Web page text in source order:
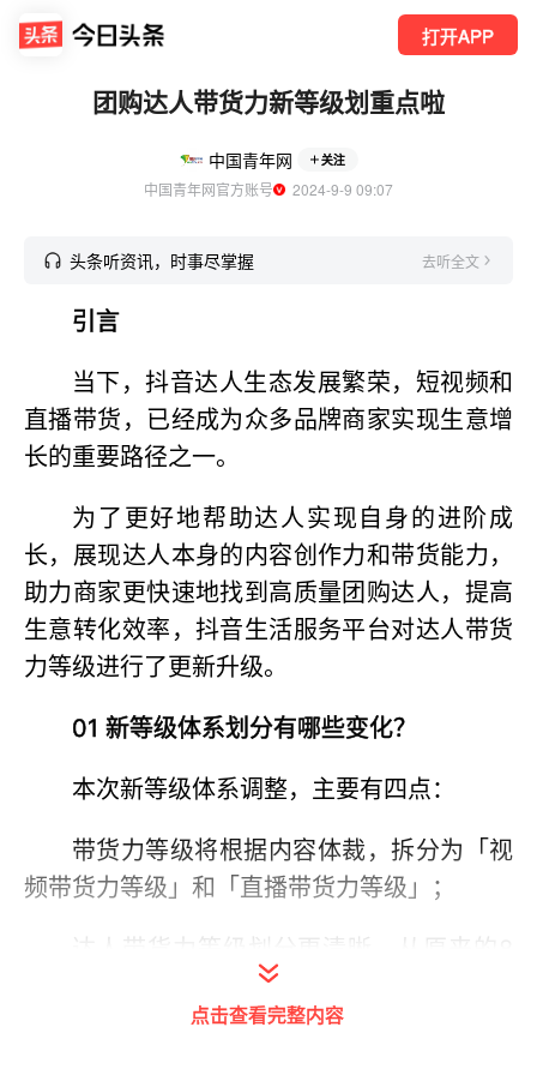
打开APP
团购达人带货力新等级划重点啦
中国青年网 关注
中国青年网官方账号
  2024-9-9 09:07
头条听资讯，时事尽掌握 去听全文
引言
当下，抖音达人生态发展繁荣，短视频和
直播带货，已经成为众多品牌商家实现生意增
长的重要路径之一。
为了更好地帮助达人实现自身的进阶成
长，展现达人本身的内容创作力和带货能力，
助力商家更快速地找到高质量团购达人，提高
生意转化效率，抖音生活服务平台对达人带货
力等级进行了更新升级。
01 新等级体系划分有哪些变化？
本次新等级体系调整，主要有四点：
带货力等级将根据内容体裁，拆分为「视
频带货力等级」和「直播带货力等级」；
个增加到9个，Lv0级是暂不符合Lv1-Lv8级要
求或存在严重违规行为的达人；
点击查看完整内容